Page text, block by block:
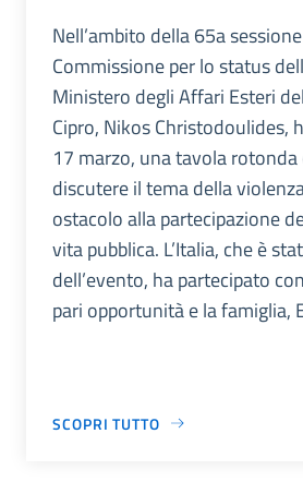
Nell’ambito della 65a
Commissione per lo status
Ministero degli Affari Esteri
Cipro, Nikos Christodoulides,
17 marzo, una tavola rotonda
discutere il tema della
ostacolo alla partecipazione
vita pubblica. L’Italia, che è
dell’evento, ha partecipato
pari opportunità e la famiglia,
SCOPRI TUTTO